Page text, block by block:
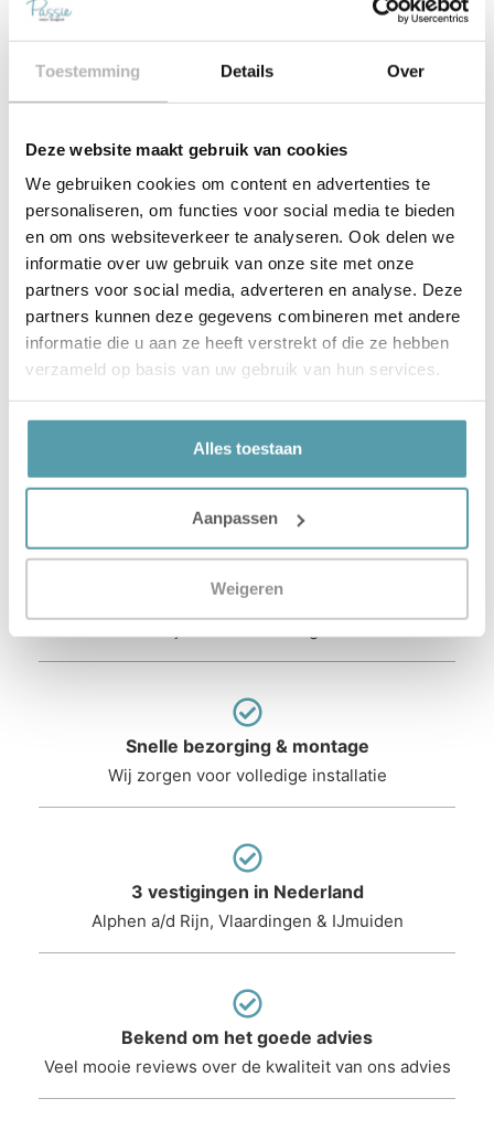
Toestemming Details Over
Deze website maakt gebruik van cookies
We gebruiken cookies om content en advertenties te
personaliseren, om functies voor social media te bieden
en om ons websiteverkeer te analyseren. Ook delen we
informatie over uw gebruik van onze site met onze
partners voor social media, adverteren en analyse. Deze
partners kunnen deze gegevens combineren met andere
informatie die u aan ze heeft verstrekt of die ze hebben
verzameld op basis van uw gebruik van hun services.
Alles toestaan
Aanpassen
Weigeren
Alle merken bij Passie
voor Slapen
Waarom Passie voor
Slapen?
Gecertificeerde slaapexperts
Snelle bezorging & montage
Wij zorgen voor volledige installatie
3 vestigingen in Nederland
Alphen a/d Rijn, Vlaardingen & IJmuiden
Bekend om het goede advies
Veel mooie reviews over de kwaliteit van ons advies